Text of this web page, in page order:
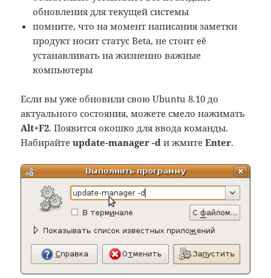
обновления для текущей системы
помните, что на момент написания заметки
продукт носит статус Beta, не стоит её
устанавливать на жизненно важные
компьютеры
Если вы уже обновили свою Ubuntu 8.10 до
актуального состояния, можете смело нажимать
Alt+F2. Появится окошко для ввода команды.
Набирайтеupdate-manager -d и жмитеEnter.